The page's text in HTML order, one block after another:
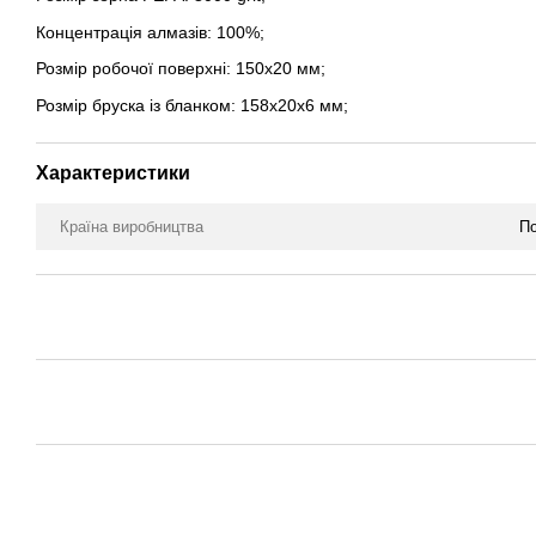
Концентрація алмазів: 100%;
Розмір робочої поверхні: 150х20 мм;
Розмір бруска із бланком: 158х20х6 мм;
Характеристики
Країна виробництва